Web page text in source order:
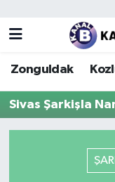
Zonguldak
Sivas Şarkişla
Zonguldak
Kozlu
Zonguldak
Zonguldak
Puan